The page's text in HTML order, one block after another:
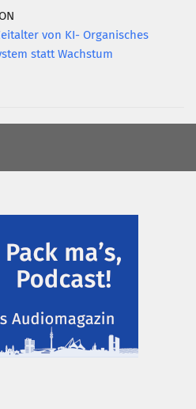
von KI- Organisches
statt Wachstum